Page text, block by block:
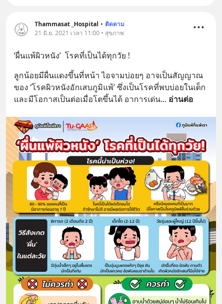
Thammasat _Hospital • ติดตาม
21 มิ.ย. 2021 เวลา 11:00 • สุขภาพ
‘ผื่นแพ้ผิวหนัง’  โรคที่เป็นได้ทุกวัย !
ลูกน้อยมีผื่นแดงขึ้นที่หน้า ไอจามบ่อยๆ อาจเป็นสัญญาณ
ของ ‘โรคผิวหนังอักเสบภูมิแพ้’ ซึ่งเป็นโรคที่พบบ่อยในเด็ก
และมีโอกาสเป็นต่อเมื่อโตขึ้นได้ อาการเด่น... อ่านต่อ